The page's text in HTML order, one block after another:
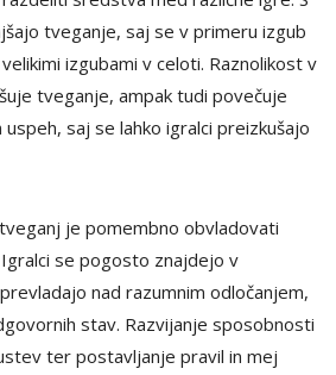
tveganje, saj se v primeru izgub
izgubami v celoti. Raznolikost v
tveganje, ampak tudi povečuje
saj se lahko igralci preizkušajo
je pomembno obvladovati
se pogosto znajdejo v
nad razumnim odločanjem,
stav. Razvijanje sposobnosti
ter postavljanje pravil in mej